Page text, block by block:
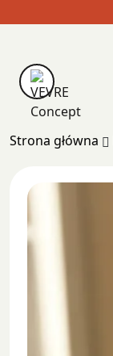
content
Strona główna